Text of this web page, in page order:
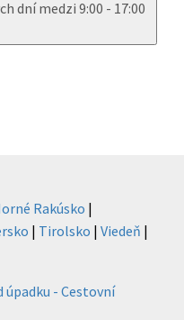
dní medzi 9:00 - 17:00
Rakúsko |
| Tirolsko | Viedeň |
- Cestovní